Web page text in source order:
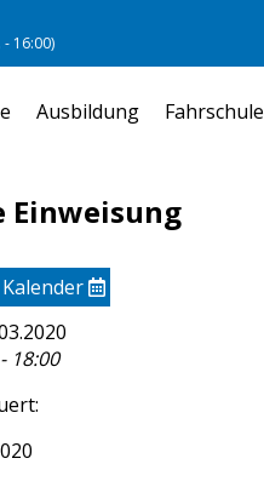
- 16:00)
Ausbildung Fahrschule
Einweisung
18:00